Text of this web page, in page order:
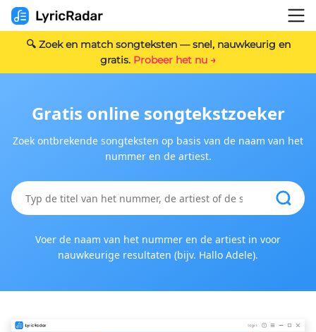
🔍 Zoek en match songteksten — snel, nauwkeurig en
gratis. Probeer het nu →
Gratis online songtekstzoeker
Zoek ontbrekende songteksten op basis van de naam van het
nummer en de artiest.
Voer de naam van het nummer en de artiest in voor
nauwkeurige resultaten (bijv. Hallo Adele).